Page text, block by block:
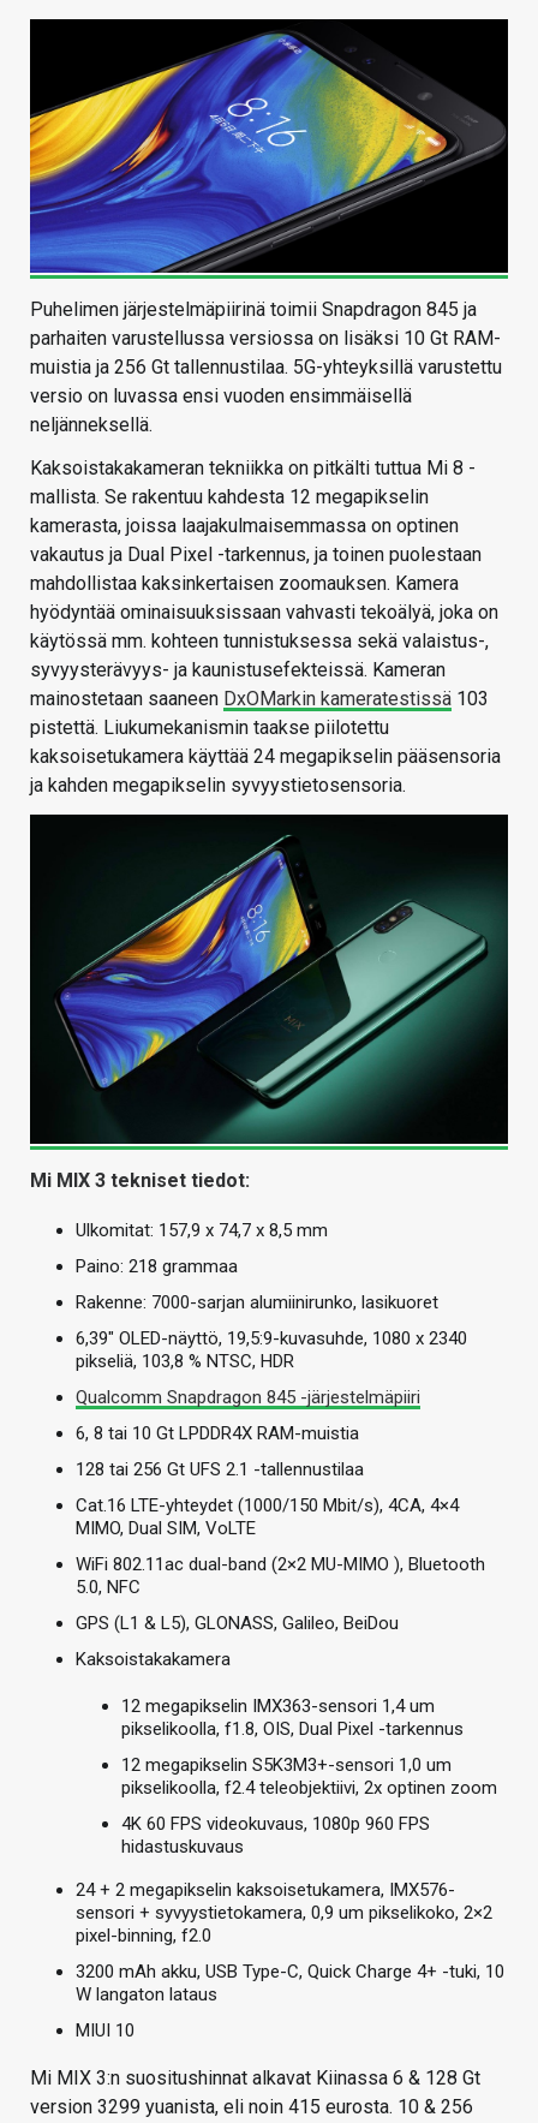
Puhelimen järjestelmäpiirinä toimii Snapdragon 845 ja
parhaiten varustellussa versiossa on lisäksi 10 Gt RAM-
muistia ja 256 Gt tallennustilaa. 5G-yhteyksillä varustettu
versio on luvassa ensi vuoden ensimmäisellä
neljänneksellä.
Kaksoistakakameran tekniikka on pitkälti tuttua Mi 8 -
mallista. Se rakentuu kahdesta 12 megapikselin
kamerasta, joissa laajakulmaisemmassa on optinen
vakautus ja Dual Pixel -tarkennus, ja toinen puolestaan
mahdollistaa kaksinkertaisen zoomauksen. Kamera
hyödyntää ominaisuuksissaan vahvasti tekoälyä, joka on
käytössä mm. kohteen tunnistuksessa sekä valaistus-,
syvyysterävyys- ja kaunistusefekteissä. Kameran
mainostetaan saaneen DxOMarkin kameratestissä 103
pistettä. Liukumekanismin taakse piilotettu
kaksoisetukamera käyttää 24 megapikselin pääsensoria
ja kahden megapikselin syvyystietosensoria.
Mi MIX 3 tekniset tiedot:
Ulkomitat: 157,9 x 74,7 x 8,5 mm
Paino: 218 grammaa
Rakenne: 7000-sarjan alumiinirunko, lasikuoret
6,39″ OLED-näyttö, 19,5:9-kuvasuhde, 1080 x 2340
pikseliä, 103,8 % NTSC, HDR
Qualcomm Snapdragon 845 -järjestelmäpiiri
6, 8 tai 10 Gt LPDDR4X RAM-muistia
128 tai 256 Gt UFS 2.1 -tallennustilaa
Cat.16 LTE-yhteydet (1000/150 Mbit/s), 4CA, 4×4
MIMO, Dual SIM, VoLTE
WiFi 802.11ac dual-band (2×2 MU-MIMO ), Bluetooth
5.0, NFC
GPS (L1 & L5), GLONASS, Galileo, BeiDou
Kaksoistakakamera
12 megapikselin IMX363-sensori 1,4 um
pikselikoolla, f1.8, OIS, Dual Pixel -tarkennus
12 megapikselin S5K3M3+-sensori 1,0 um
pikselikoolla, f2.4 teleobjektiivi, 2x optinen zoom
4K 60 FPS videokuvaus, 1080p 960 FPS
hidastuskuvaus
24 + 2 megapikselin kaksoisetukamera, IMX576-
sensori + syvyystietokamera, 0,9 um pikselikoko, 2×2
pixel-binning, f2.0
3200 mAh akku, USB Type-C, Quick Charge 4+ -tuki, 10
W langaton lataus
MIUI 10
Mi MIX 3:n suositushinnat alkavat Kiinassa 6 & 128 Gt
version 3299 yuanista, eli noin 415 eurosta. 10 & 256